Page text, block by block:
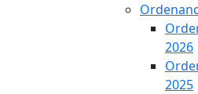
2026
2025